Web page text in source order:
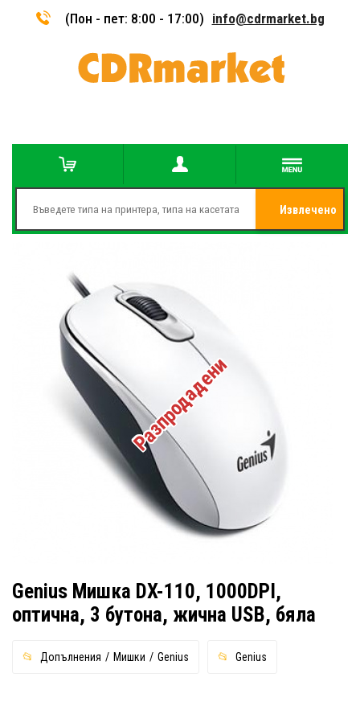
(Пон - пет: 8:00 - 17:00) info@cdrmarket.bg
Извлечено
Разпродадени
Genius Мишка DX-110, 1000DPI,
оптична, 3 бутона, жична USB, бяла
Допълнения Мишки Genius Genius